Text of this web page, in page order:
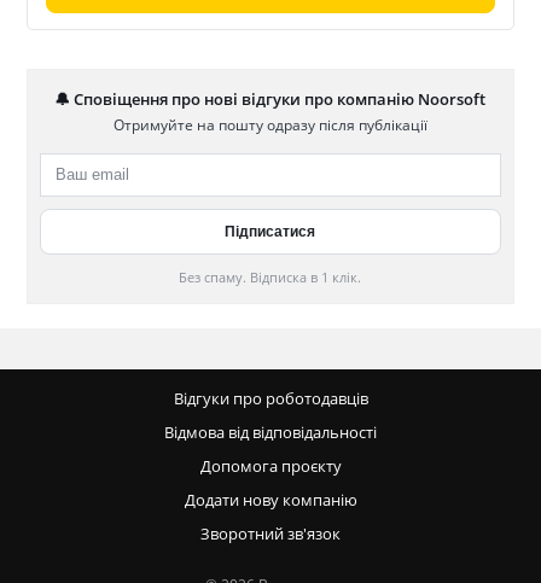
🔔 Сповіщення про нові відгуки про компанію Noorsoft
Отримуйте на пошту одразу після публікації
Без спаму. Відписка в 1 клік.
Відгуки про роботодавців
Відмова від відповідальності
Допомога проєкту
Додати нову компанію
Зворотний зв'язок